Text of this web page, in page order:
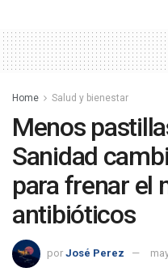
Home Salud y bienestar
Menos
Sanidad
para frenar el
antibióticos
por José Perez